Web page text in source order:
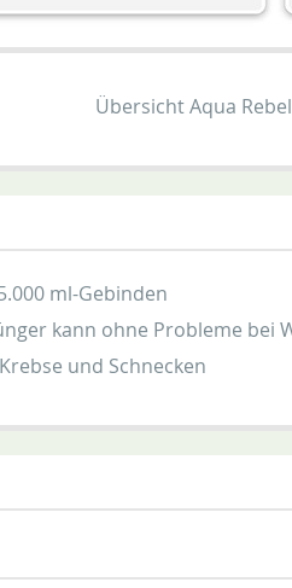
Übersicht Aqua
ml-Gebinden
kann ohne Probleme
und Schnecken